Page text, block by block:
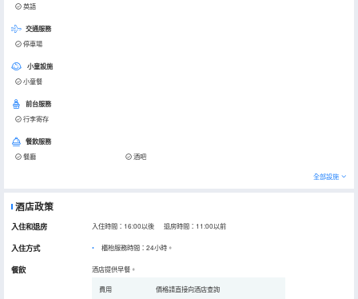
英語
交通服務
停車場
小童設施
小童餐
前台服務
行李寄存
餐飲服務
餐廳 酒吧
全部設施
酒店政策
入住和退房 入住時間：16:00以後 退房時間：11:00以前
入住方式 櫃枱服務時間：24小時。
餐飲 酒店提供早餐。
費用 價格請直接向酒店查詢